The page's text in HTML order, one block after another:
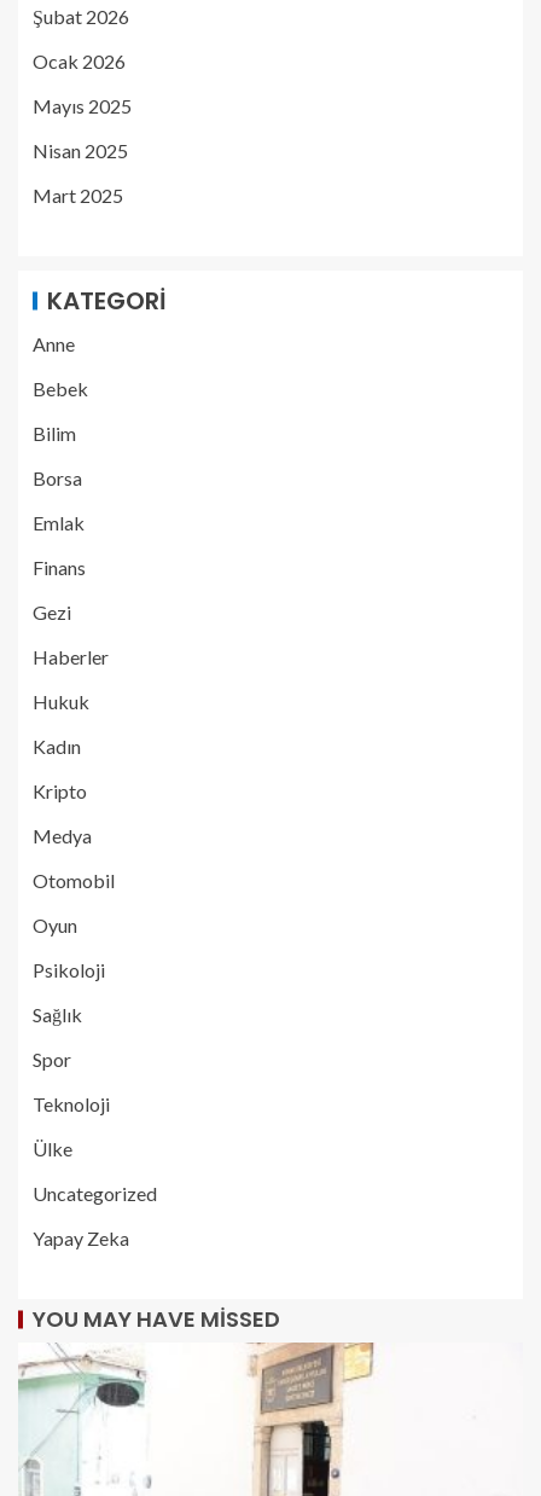
Şubat 2026
Ocak 2026
Mayıs 2025
Nisan 2025
Mart 2025
KATEGORI
Anne
Bebek
Bilim
Borsa
Emlak
Finans
Gezi
Haberler
Hukuk
Kadın
Kripto
Medya
Otomobil
Oyun
Psikoloji
Sağlık
Spor
Teknoloji
Ülke
Uncategorized
Yapay Zeka
YOU MAY HAVE MISSED